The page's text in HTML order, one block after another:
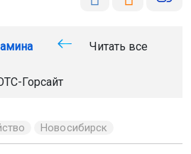
Читать все
Горсайт
Новосибирск